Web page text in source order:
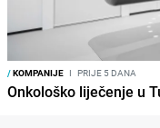
/KOMPANIJE I PRIJE 5 DANA
Onkološko liječenje u